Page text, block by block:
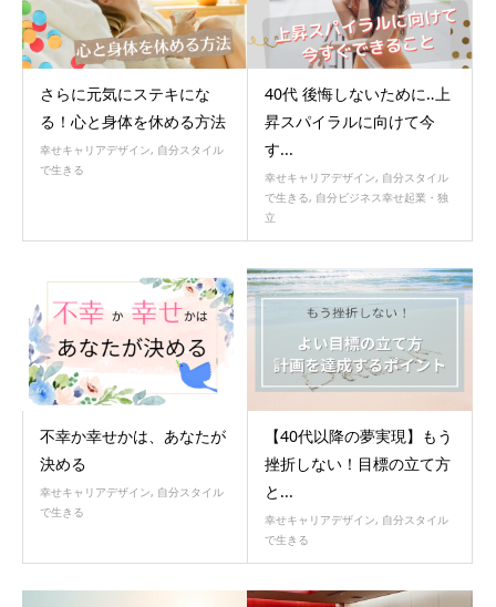
さらに元気にステキにな
る！心と身体を休める方法
幸せキャリアデザイン, 自分スタイル
で生きる
40代 後悔しないために‥上
昇スパイラルに向けて今
す...
幸せキャリアデザイン, 自分スタイル
で生きる, 自分ビジネス幸せ起業・独
立
不幸か幸せかは、あなたが
決める
幸せキャリアデザイン, 自分スタイル
で生きる
【40代以降の夢実現】もう
挫折しない！目標の立て方
と...
幸せキャリアデザイン, 自分スタイル
で生きる